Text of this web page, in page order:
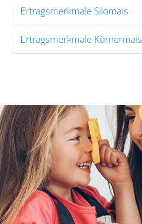
Ertragsmerkmale Silomais
Ertragsmerkmale Körnermais